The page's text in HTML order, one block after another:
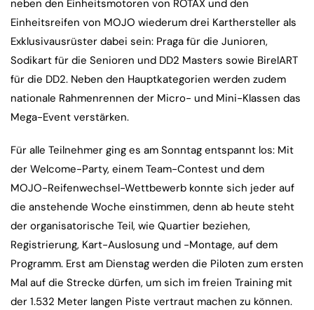
neben den Einheitsmotoren von ROTAX und den
Einheitsreifen von MOJO wiederum drei Karthersteller als
Exklusivausrüster dabei sein: Praga für die Junioren,
Sodikart für die Senioren und DD2 Masters sowie BirelART
für die DD2. Neben den Hauptkategorien werden zudem
nationale Rahmenrennen der Micro- und Mini-Klassen das
Mega-Event verstärken.
Für alle Teilnehmer ging es am Sonntag entspannt los: Mit
der Welcome-Party, einem Team-Contest und dem
MOJO-Reifenwechsel-Wettbewerb konnte sich jeder auf
die anstehende Woche einstimmen, denn ab heute steht
der organisatorische Teil, wie Quartier beziehen,
Registrierung, Kart-Auslosung und -Montage, auf dem
Programm. Erst am Dienstag werden die Piloten zum ersten
Mal auf die Strecke dürfen, um sich im freien Training mit
der 1.532 Meter langen Piste vertraut machen zu können.